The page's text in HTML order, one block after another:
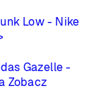
Low - Nike
Gazelle -
Zobacz